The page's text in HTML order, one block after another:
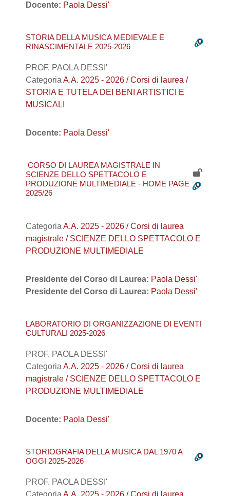
Docente: Paola Dessi'
STORIA DELLA MUSICA MEDIEVALE E
RINASCIMENTALE 2025-2026
PROF. PAOLA DESSI'
Categoria A.A. 2025 - 2026 / Corsi di laurea /
STORIA E TUTELA DEI BENI ARTISTICI E
MUSICALI
Docente: Paola Dessi'
CORSO DI LAUREA MAGISTRALE IN
SCIENZE DELLO SPETTACOLO E
PRODUZIONE MULTIMEDIALE - HOME PAGE
2025/26
Categoria A.A. 2025 - 2026 / Corsi di laurea
magistrale / SCIENZE DELLO SPETTACOLO E
PRODUZIONE MULTIMEDIALE
Presidente del Corso di Laurea: Paola Dessi'
Presidente del Corso di Laurea: Paola Dessi'
LABORATORIO DI ORGANIZZAZIONE DI EVENTI
CULTURALI 2025-2026
PROF. PAOLA DESSI'
Categoria A.A. 2025 - 2026 / Corsi di laurea
magistrale / SCIENZE DELLO SPETTACOLO E
PRODUZIONE MULTIMEDIALE
Docente: Paola Dessi'
STORIOGRAFIA DELLA MUSICA DAL 1970 A
OGGI 2025-2026
PROF. PAOLA DESSI'
Categoria A.A. 2025 - 2026 / Corsi di laurea